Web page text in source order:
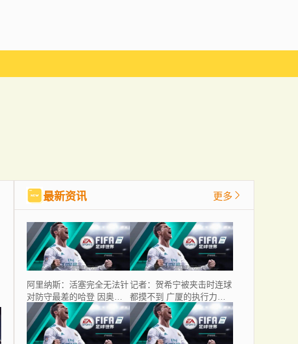
最新资讯 更多
阿里纳斯：活塞完全无法针
对防守最差的哈登 因奥萨
尔直接被放空
记者：贺希宁被夹击时连球
都摸不到 广厦的执行力更
强